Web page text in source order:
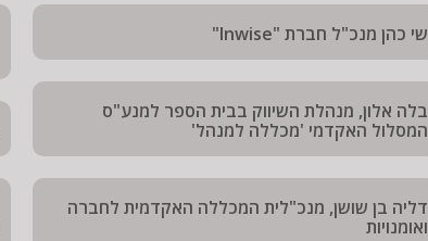
שי כהן מנכ"ל חברת "Inwise"
בלה אלון, מנהלת השיווק בבית הספר למנע"ס
המסלול האקדמי 'מכללה למנהל'
דליה בן שושן, מנכ"לית המכללה האקדמית לחברה
ואומנויות